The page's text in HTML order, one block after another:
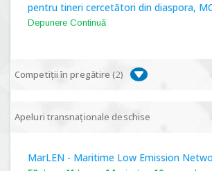
pentru tineri cercetători din diaspora,
Depunere Continuă
Competiții în pregătire (2)
PNCDI IV, P 5.1 - Proiecte Complexe de
PNCDI IV, SP 5.6.1 - Provocări -
Apeluri transnaționale deschise
MarLEN - Maritime Low Emission